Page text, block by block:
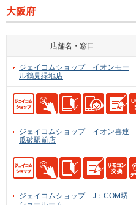
大阪府
店舗名・窓口
ジェイコムショップ イオンモー
ル鶴見緑地店
ジェイコムショップ イオン喜連
瓜破駅前店
ジェイコムショップ J：COM堺